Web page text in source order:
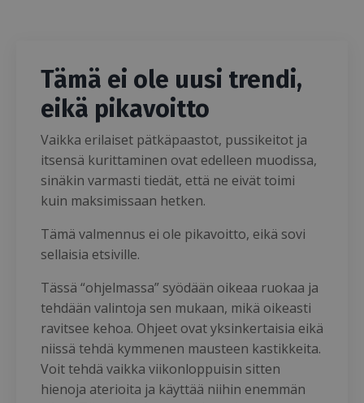
Tämä ei ole uusi trendi,
eikä pikavoitto
Vaikka erilaiset pätkäpaastot, pussikeitot ja
itsensä kurittaminen ovat edelleen muodissa,
sinäkin varmasti tiedät, että ne eivät toimi
kuin maksimissaan hetken.
Tämä valmennus ei ole pikavoitto, eikä sovi
sellaisia etsiville.
Tässä “ohjelmassa” syödään oikeaa ruokaa ja
tehdään valintoja sen mukaan, mikä oikeasti
ravitsee kehoa. Ohjeet ovat yksinkertaisia eikä
niissä tehdä kymmenen mausteen kastikkeita.
Voit tehdä vaikka viikonloppuisin sitten
hienoja aterioita ja käyttää niihin enemmän